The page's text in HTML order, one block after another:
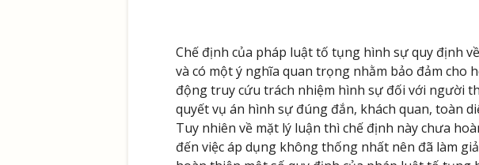
Chế định của pháp luật tố tụng hình sự quy định
và có một ý nghĩa quan trọng nhằm bảo đảm cho
động truy cứu trách nhiệm hình sự đối với người
quyết vụ án hình sự đúng đắn, khách quan, toàn
Tuy nhiên về mặt lý luận thì chế định này chưa
đến việc áp dụng không thống nhất nên đã làm